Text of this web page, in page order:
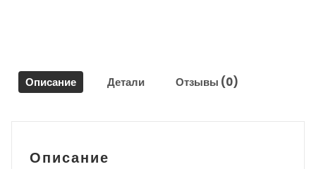
Описание Детали Отзывы (0)
Описание